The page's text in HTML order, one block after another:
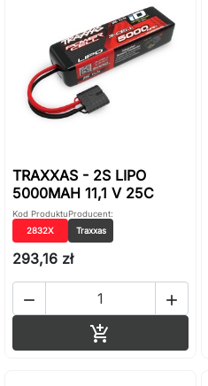
TRAXXAS - 2S LIPO
5000MAH 11,1 V 25C
Kod Produktu
2832X
Producent:
Traxxas
293,16 zł
 
